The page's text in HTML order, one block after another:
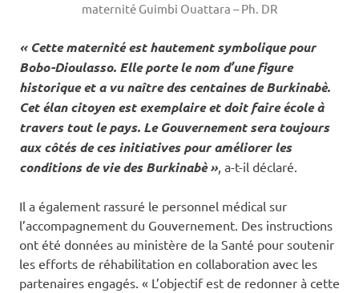
maternité Guimbi Ouattara – Ph. DR
« Cette maternité est hautement symbolique pour
Bobo-Dioulasso. Elle porte le nom d’une figure
historique et a vu naître des centaines de Burkinabè.
Cet élan citoyen est exemplaire et doit faire école à
travers tout le pays. Le Gouvernement sera toujours
aux côtés de ces initiatives pour améliorer les
conditions de vie des Burkinabè », a-t-il déclaré.
Il a également rassuré le personnel médical sur
l’accompagnement du Gouvernement. Des instructions
ont été données au ministère de la Santé pour soutenir
les efforts de réhabilitation en collaboration avec les
partenaires engagés. « L’objectif est de redonner à cette